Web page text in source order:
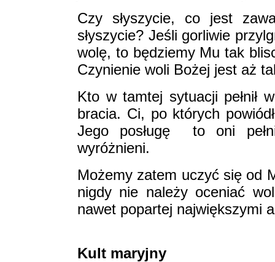
Czy słyszycie, co jest
słyszycie? Jeśli gorliwie
wolę, to będziemy Mu tak
Czynienie woli Bożej jest aż
Kto w tamtej sytuacji pełnił
bracia. Ci, po których
Jego posługę ­ to oni
wyróżnieni.
Możemy zatem uczyć się od
nigdy nie należy oceniać
nawet popartej
Kult maryjny